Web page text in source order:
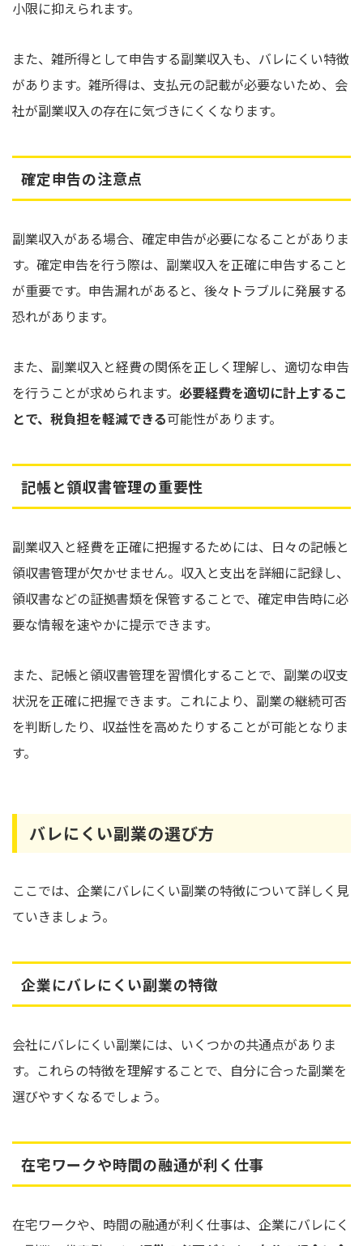
小限に抑えられます。
また、雑所得として申告する副業収入も、バレにくい特徴
があります。雑所得は、支払元の記載が必要ないため、会
社が副業収入の存在に気づきにくくなります。
確定申告の注意点
副業収入がある場合、確定申告が必要になることがありま
す。確定申告を行う際は、副業収入を正確に申告すること
が重要です。申告漏れがあると、後々トラブルに発展する
恐れがあります。
また、副業収入と経費の関係を正しく理解し、適切な申告
を行うことが求められます。 必要経費を適切に計上するこ
とで、税負担を軽減できる可能性があります。
記帳と領収書管理の重要性
副業収入と経費を正確に把握するためには、日々の記帳と
領収書管理が欠かせません。収入と支出を詳細に記録し、
領収書などの証拠書類を保管することで、確定申告時に必
要な情報を速やかに提示できます。
また、記帳と領収書管理を習慣化することで、副業の収支
状況を正確に把握できます。これにより、副業の継続可否
を判断したり、収益性を高めたりすることが可能となりま
す。
バレにくい副業の選び方
ここでは、企業にバレにくい副業の特徴について詳しく見
ていきましょう。
企業にバレにくい副業の特徴
会社にバレにくい副業には、いくつかの共通点がありま
す。これらの特徴を理解することで、自分に合った副業を
選びやすくなるでしょう。
在宅ワークや時間の融通が利く仕事
在宅ワークや、時間の融通が利く仕事は、企業にバレにく